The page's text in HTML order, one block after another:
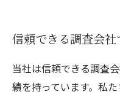
信頼できる調査会社
当社は信頼できる調査
績を持っています。私